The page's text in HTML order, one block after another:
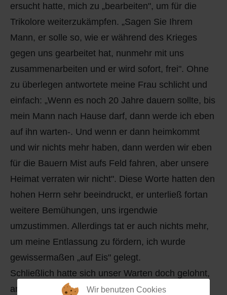
ersucht hatte, mich zu „bearbeiten", um für die
Trikolore weiterzukämpfen. „Sagen Sie Ihrem
Mann, er solle so, wie er während des Krieges
gegen uns gearbeitet hat, nunmehr mit uns
zusammenarbeiten und er wird sofort, frei". Ohne
zu überlegen antwortete meine Frau schlicht und
einfach: „Wenn es noch 20 Jahre dauern sollte, bis
mein Mann nach Hause darf, dann werde ich eben
auf ihn warten-. Und wenn er dann heimkommt
und wir nichts mehr haben, dann werden wir eben
für die Bauern Mist aufs Feld fahren, aber unsere
Heimat verraten wir nicht". Diese Worte hatten den
hohen Herrn sehr beeindruckt, er unterließ fortan
weitere Bemühungen, uns irgendwie
umzustimmen. Allerdings tat er auch nichts mehr,
um meine Entlassung zu fördern, ich wurde
gewissermaßen „auf Eis" gelegt.
Schließlich hatte sich unser Warten doch gelohnt,
am 31. August 1956 bestieg ich im Hauptbahnhof
Wir benutzen Cookies